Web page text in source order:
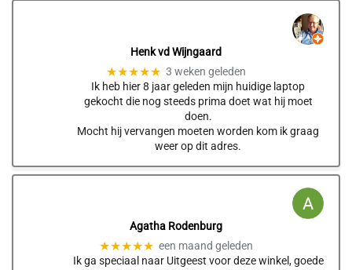
Henk vd Wijngaard
★★★★★ 3 weken geleden
Ik heb hier 8 jaar geleden mijn huidige laptop
gekocht die nog steeds prima doet wat hij moet
doen.
Mocht hij vervangen moeten worden kom ik graag
weer op dit adres.
Agatha Rodenburg
★★★★★ een maand geleden
Ik ga speciaal naar Uitgeest voor deze winkel, goede